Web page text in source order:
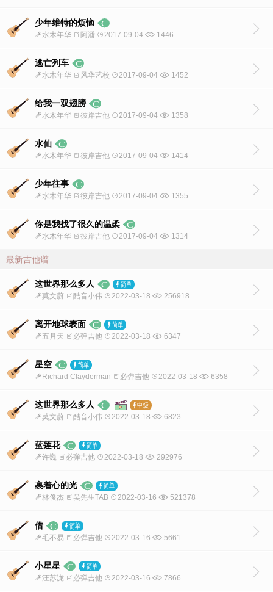
少年维特的烦恼
水木年华 阿潘 2017-09-04 1446
逃亡列车
水木年华 风华艺校 2017-09-04 1452
给我一双翅膀
水木年华 彼岸吉他 2017-09-04 1358
水仙
水木年华 彼岸吉他 2017-09-04 1414
少年往事
水木年华 彼岸吉他 2017-09-04 1355
你是我找了很久的温柔
水木年华 彼岸吉他 2017-09-04 1314
最新吉他谱
这世界那么多人
莫文蔚 酷音小伟 2022-03-18 256918
离开地球表面
五月天 必弹吉他 2022-03-18 6347
星空
Richard Clayderman 必弹吉他 2022-03-18 6358
这世界那么多人
莫文蔚 酷音小伟 2022-03-18 6823
蓝莲花
许巍 必弹吉他 2022-03-18 292976
裹着心的光
林俊杰 吴先生TAB 2022-03-16 521378
借
毛不易 必弹吉他 2022-03-16 5661
小星星
汪苏泷 必弹吉他 2022-03-16 7866